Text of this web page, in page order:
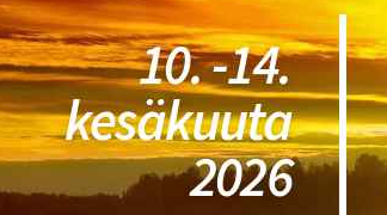
10. -14.
kesäkuuta
2026